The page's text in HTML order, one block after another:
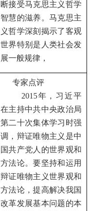
断接受马克思主义哲学
智慧的滋养。马克思主
义哲学深刻揭示了客观
世界特别是人类社会发
展一般规律，
专家点评
2015年，习近平
在主持中共中央政治局
第二十次集体学习时强
调，辩证唯物主义是中
国共产党人的世界观和
方法论。要坚持和运用
辩证唯物主义世界观和
方法论，提高解决我国
改革发展基本问题的本